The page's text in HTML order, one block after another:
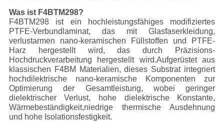
Was ist F4BTM298?
F4BTM298 ist ein hochleistungsfähiges modifiziertes
PTFE-Verbundlaminat, das mit Glasfaserkleidung,
verlustarmen nano-keramischen Füllstoffen und PTFE-
Harz hergestellt wird, das durch Präzisions-
Hochdruckverarbeitung hergestellt wird.Aufgerüstet aus
klassischen F4BM Materialien, dieses Substrat integriert
hochdilektrische nano-keramische Komponenten zur
Optimierung der Gesamtleistung, wobei geringer
dielektrischer Verlust, hohe dielektrische Konstante,
Wärmebeständigkeit,niedrige thermische Ausdehnung
und hohe Isolationsfestigkeit.